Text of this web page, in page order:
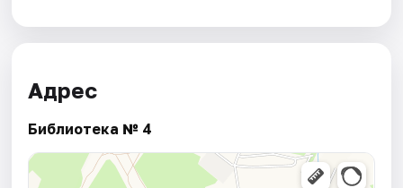
Адрес
Библиотека № 4